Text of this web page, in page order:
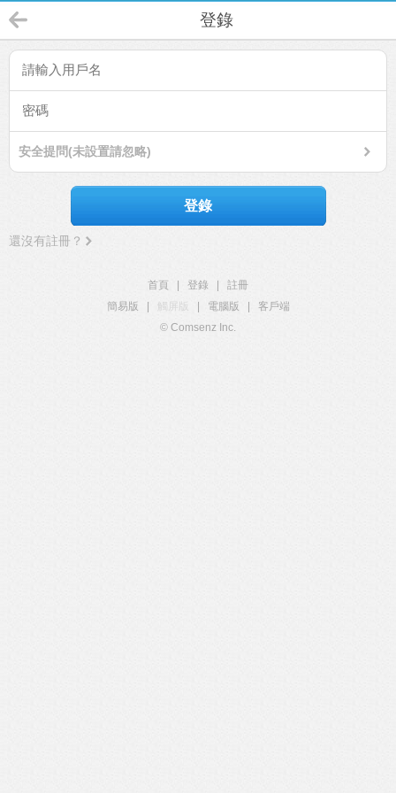
登錄
安全提問(未設置請忽略)
登錄
還沒有註冊？
首頁 登錄
註冊
簡易版
觸屏版 電腦版
客戶端
© Comsenz Inc.